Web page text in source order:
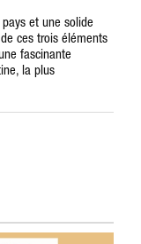
et une solide
ces trois éléments
fascinante
la plus